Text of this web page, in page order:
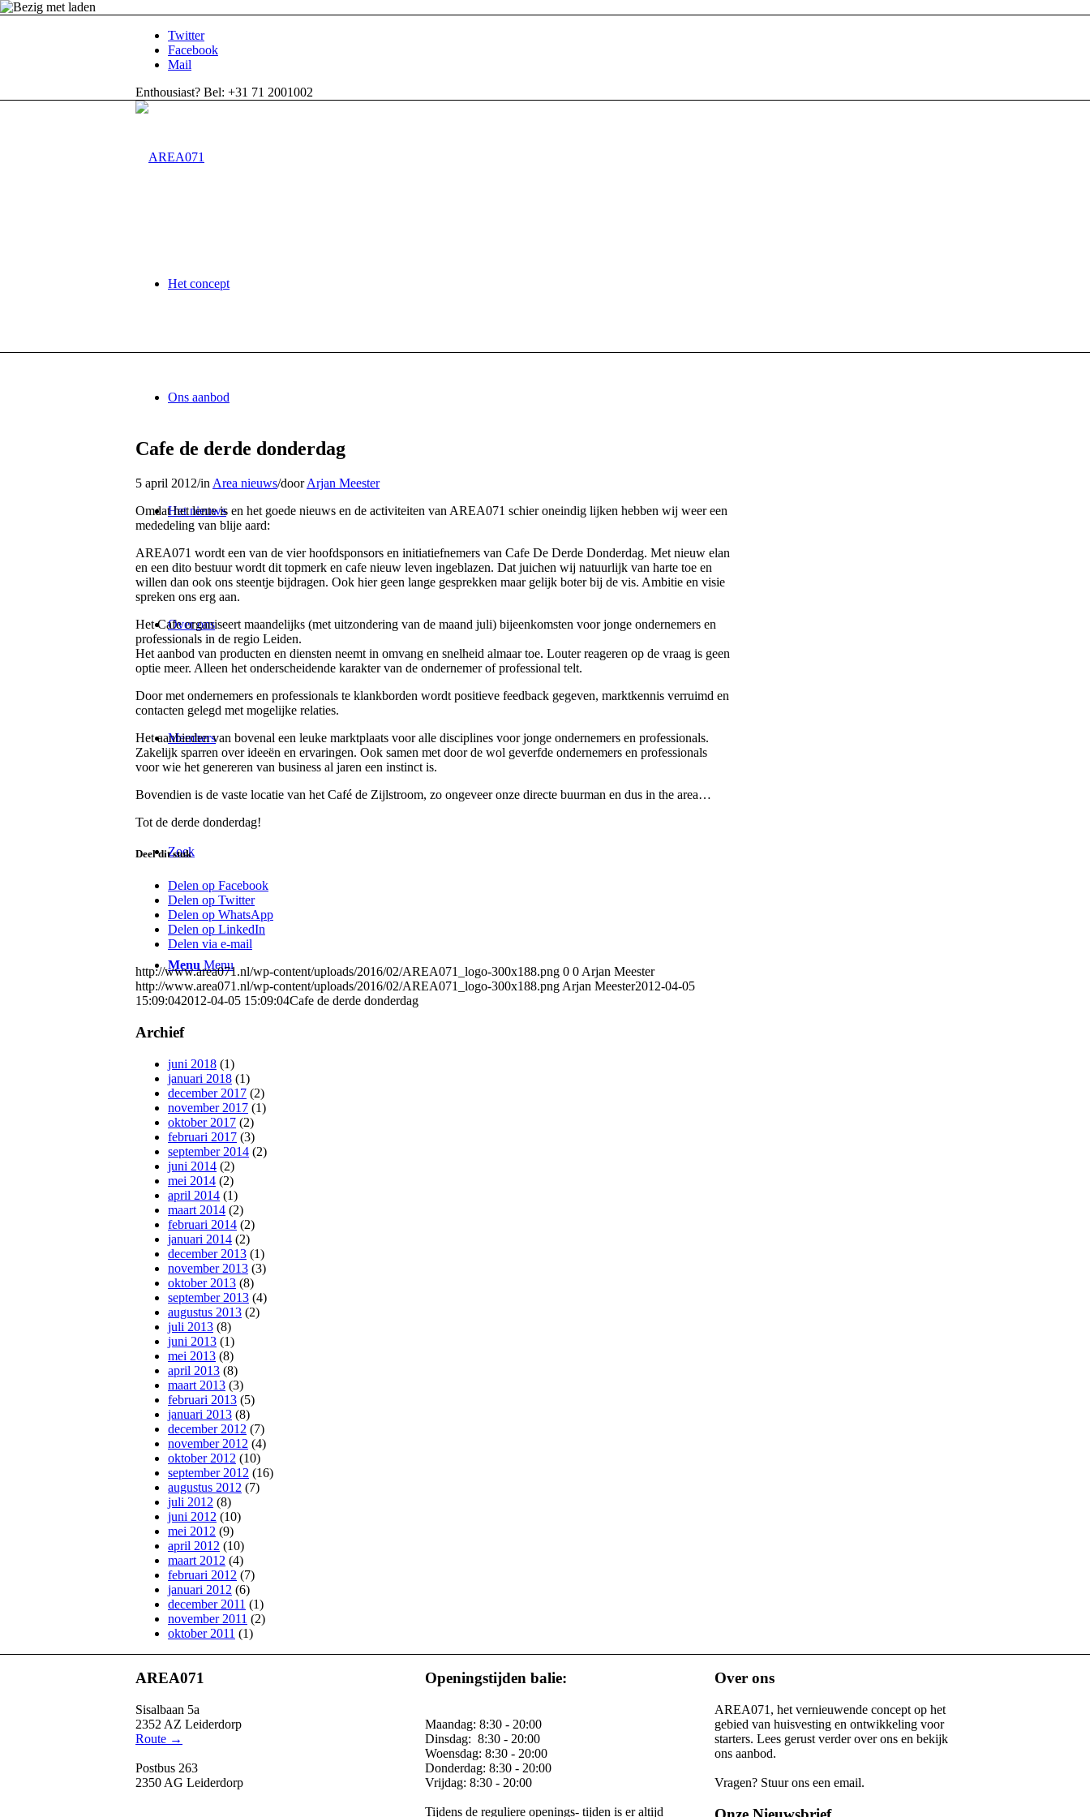
Twitter
Facebook
Mail
Enthousiast? Bel: +31 71 2001002
Het concept
Ons aanbod
Het nieuws
Over ons
Members
Zoek
Menu Menu
Cafe de derde donderdag
5 april 2012/in Area nieuws/doorArjan Meester
Omdat het lente is en het goede nieuws en de activiteiten van AREA071 schier oneindig lijken hebben wij weer een
mededeling van blije aard:
AREA071 wordt een van de vier hoofdsponsors en initiatiefnemers van Cafe De Derde Donderdag. Met nieuw elan
en een dito bestuur wordt dit topmerk en cafe nieuw leven ingeblazen. Dat juichen wij natuurlijk van harte toe en
willen dan ook ons steentje bijdragen. Ook hier geen lange gesprekken maar gelijk boter bij de vis. Ambitie en visie
spreken ons erg aan.
Het Cafe organiseert maandelijks (met uitzondering van de maand juli) bijeenkomsten voor jonge ondernemers en
professionals in de regio Leiden.
Het aanbod van producten en diensten neemt in omvang en snelheid almaar toe. Louter reageren op de vraag is geen
optie meer. Alleen het onderscheidende karakter van de ondernemer of professional telt.
Door met ondernemers en professionals te klankborden wordt positieve feedback gegeven, marktkennis verruimd en
contacten gelegd met mogelijke relaties.
Het aanbieden van bovenal een leuke marktplaats voor alle disciplines voor jonge ondernemers en professionals.
Zakelijk sparren over ideeën en ervaringen. Ook samen met door de wol geverfde ondernemers en professionals
voor wie het genereren van business al jaren een instinct is.
Bovendien is de vaste locatie van het Café de Zijlstroom, zo ongeveer onze directe buurman en dus in the area…
Tot de derde donderdag!
Deel dit stuk
Delen op Facebook
Delen op Twitter
Delen op WhatsApp
Delen op LinkedIn
Delen via e-mail
http://www.area071.nl/wp-content/uploads/2016/02/AREA071_logo-300x188.png 0 0 Arjan Meester
http://www.area071.nl/wp-content/uploads/2016/02/AREA071_logo-300x188.png Arjan Meester2012-04-05
15:09:042012-04-05 15:09:04Cafe de derde donderdag
Archief
juni 2018 (1)
januari 2018 (1)
december 2017 (2)
november 2017 (1)
oktober 2017 (2)
februari 2017 (3)
september 2014 (2)
juni 2014 (2)
mei 2014 (2)
april 2014 (1)
maart 2014 (2)
februari 2014 (2)
januari 2014 (2)
december 2013 (1)
november 2013 (3)
oktober 2013 (8)
september 2013 (4)
augustus 2013 (2)
juli 2013 (8)
juni 2013 (1)
mei 2013 (8)
april 2013 (8)
maart 2013 (3)
februari 2013 (5)
januari 2013 (8)
december 2012 (7)
november 2012 (4)
oktober 2012 (10)
september 2012 (16)
augustus 2012 (7)
juli 2012 (8)
juni 2012 (10)
mei 2012 (9)
april 2012 (10)
maart 2012 (4)
februari 2012 (7)
januari 2012 (6)
december 2011 (1)
november 2011 (2)
oktober 2011 (1)
AREA071
Sisalbaan 5a
2352 AZ Leiderdorp
Route →
Postbus 263
2350 AG Leiderdorp
Openingstijden balie:
Maandag: 8:30 - 20:00
Dinsdag: 8:30 - 20:00
Woensdag: 8:30 - 20:00
Donderdag: 8:30 - 20:00
Vrijdag: 8:30 - 20:00
Tijdens de reguliere openings- tijden is er altijd
Over ons
AREA071, het vernieuwende concept op het
gebied van huisvesting en ontwikkeling voor
starters. Lees gerust verder over ons en bekijk
ons aanbod.
Vragen? Stuur ons een email.